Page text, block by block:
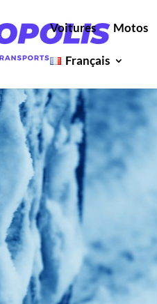
Voitures Motos
Français